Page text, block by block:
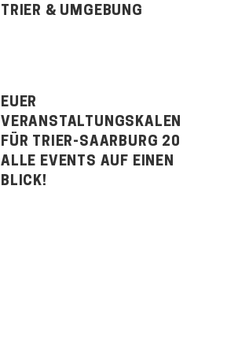
TRIER & UMGEBUNG
EUER
VERANSTALTUNGSKALENDER
FÜR TRIER-SAARBURG 2026:
ALLE EVENTS AUF EINEN
BLICK!